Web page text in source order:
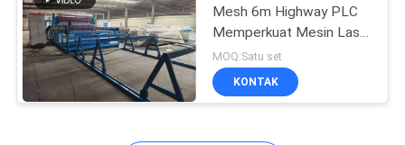
Mesh 6m Highway PLC
Memperkuat Mesin Las
Mesh
MOQ:Satu set
KONTAK